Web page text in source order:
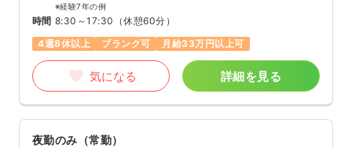
※経験7年の例
時間 8:30～17:30 （休憩60分）
4週8休以上
ブランク可 月給33万円以上可
気になる 詳細を見る
夜勤のみ（常勤）